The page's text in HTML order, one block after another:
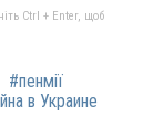
Ctrl + Enter, щоб
#пенмії
в Украине